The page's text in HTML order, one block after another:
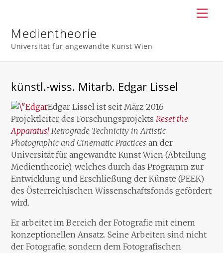
content
Medientheorie
Universität für angewandte Kunst Wien
künstl.-wiss. Mitarb. Edgar Lissel
Edgar Lissel ist seit März 2016
Projektleiter des ForschungsprojektsReset the
Apparatus! Retrograde Technicity in Artistic
Photographic and Cinematic Practices an der
Universität für angewandte Kunst Wien (Abteilung
Medientheorie), welches durch das Programm zur
Entwicklung und Erschließung der Künste (PEEK)
des Österreichischen Wissenschaftsfonds gefördert
wird.
Er arbeitet im Bereich der Fotografie mit einem
konzeptionellen Ansatz. Seine Arbeiten sind nicht
der Fotografie, sondern dem Fotografischen